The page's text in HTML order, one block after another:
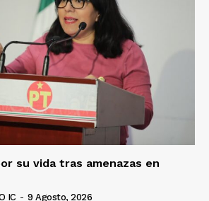
su vida tras amenazas en
IC - 9 Agosto, 2026